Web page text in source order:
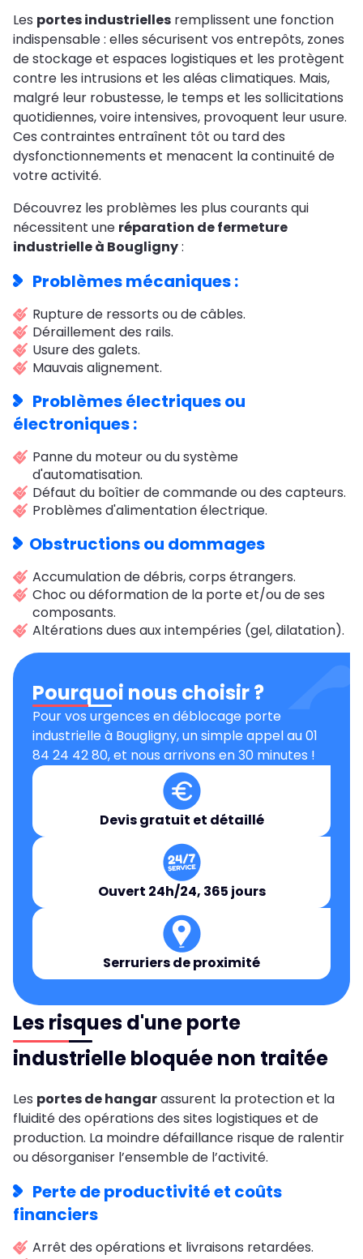
Les portes industrielles remplissent une fonction
indispensable : elles sécurisent vos entrepôts, zones
de stockage et espaces logistiques et les protègent
contre les intrusions et les aléas climatiques. Mais,
malgré leur robustesse, le temps et les sollicitations
quotidiennes, voire intensives, provoquent leur usure.
Ces contraintes entraînent tôt ou tard des
dysfonctionnements et menacent la continuité de
votre activité.
Découvrez les problèmes les plus courants qui
nécessitent une réparation de fermeture
industrielle à Bougligny:
Problèmes mécaniques :
Rupture de ressorts ou de câbles.
Déraillement des rails.
Usure des galets.
Mauvais alignement.
Problèmes électriques ou
électroniques :
Panne du moteur ou du système
d'automatisation.
Défaut du boîtier de commande ou des capteurs.
Problèmes d'alimentation électrique.
Obstructions ou dommages
Accumulation de débris, corps étrangers.
Choc ou déformation de la porte et/ou de ses
composants.
Altérations dues aux intempéries (gel, dilatation).
Pourquoi nous choisir ?
Pour vos urgences en déblocage porte
industrielle à Bougligny, un simple appel au 01
84 24 42 80, et nous arrivons en 30 minutes !
Devis gratuit et détaillé
Ouvert 24h/24, 365 jours
Serruriers de proximité
Les risques d'une porte
industrielle bloquée non traitée
Les portes de hangarassurent la protection et la
fluidité des opérations des sites logistiques et de
production. La moindre défaillance risque de ralentir
ou désorganiser l’ensemble de l’activité.
Perte de productivité et coûts
financiers
Arrêt des opérations et livraisons retardées.